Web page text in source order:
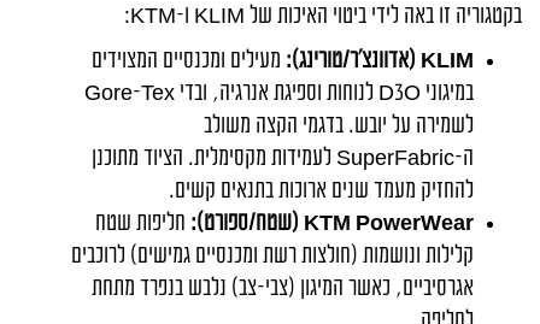
בקטגוריה זו באה לידי ביטוי האיכות של KLIM ו-KTM
:
KLIM (אדוונצ'ר/טורינג): מעילים ומכנסיים המצוידים
במיגוני D3O לנוחות וספיגת אנרגיה, ובדי Gore-Tex
לשמירה על יובש. בדגמי הקצה משולב
ה-SuperFabric לעמידות מקסימלית. הציוד מתוכנן
להחזיק מעמד שנים ארוכות בתנאים קשים.
KTM PowerWear (שטח/ספורט): חליפות שטח
קלילות ונושמות (חולצות רשת ומכנסיים גמישים) לרוכבים
אגרסיביים, כאשר המיגון (צבי-צב) נלבש בנפרד מתחת